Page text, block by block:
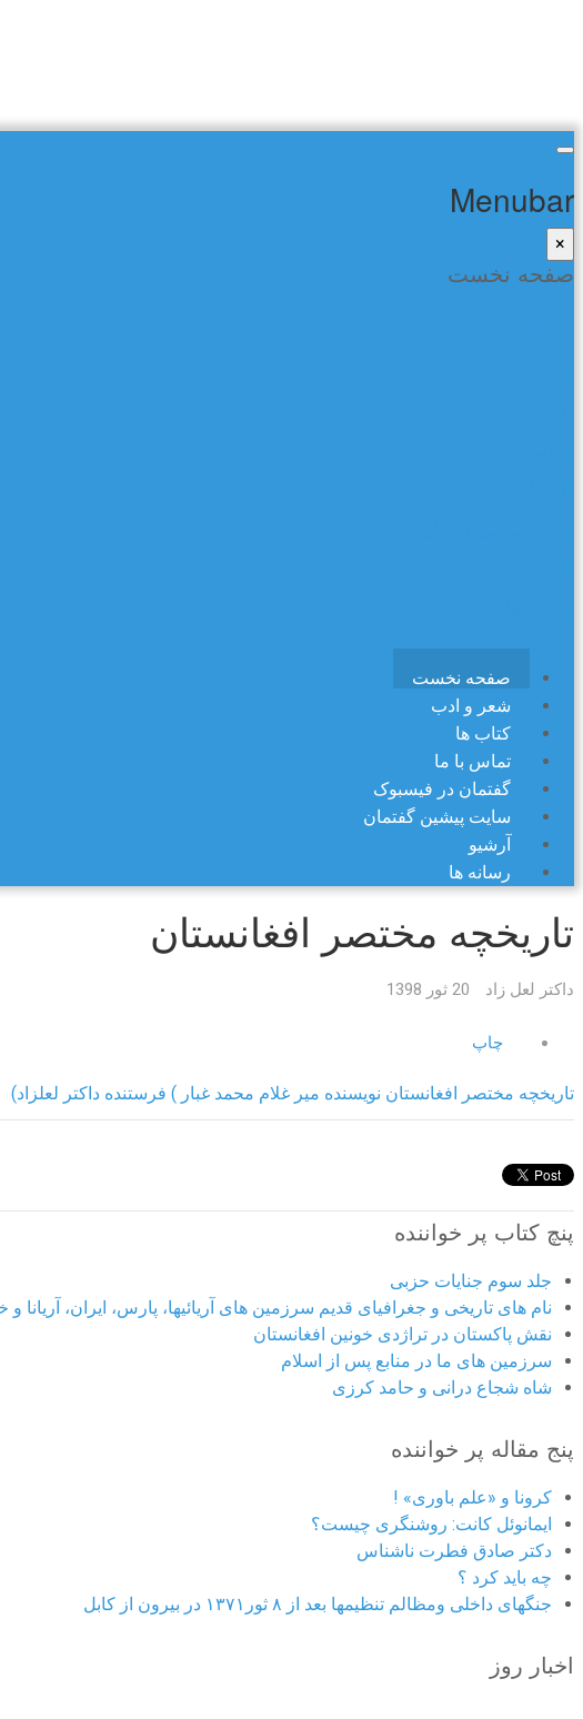
Menubar
×
صفحه نخست
صفحه نخست
شعر و ادب
کتاب ها
تماس با ما
گفتمان در فیسبوک
سایت پیشین گفتمان
آرشیو
رسانه ها
تاریخچه مختصر افغانستان
داکتر لعل زاد 20 ثور 1398
چاپ
تاریخچه مختصر افغانستان نویسنده میر غلام محمد غبار ) فرستنده داکتر لعلزاد)
پنچ کتاب پر خواننده
جلد سوم جنایات حزبی
نام های تاریخی و جغرافیای قدیم سرزمین های آریائیها، پارس، ایران، آریانا
نقش پاکستان در تراژدی خونین افغانستان
سرزمین های ما در منابع پس از اسلام
شاه شجاع درانی و حامد کرزی
پنج مقاله پر خواننده
کرونا و «علم باوری» !
ایمانوئل کانت: روشنگری چیست؟
دکتر صادق فطرت ناشناس
چه باید کرد ؟
جنگهای داخلی ومظالم تنظیمها بعد از ۸ ثور۱۳۷۱ در بیرون از کابل
اخبار روز